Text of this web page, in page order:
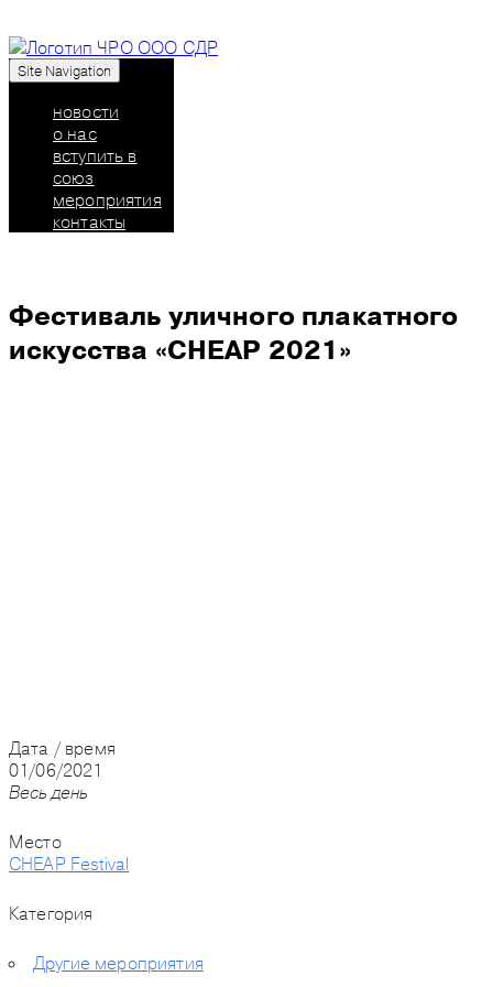
Союз дизайнеров России: челябинское
региональное отделение
Site Navigation
новости
о нас
вступить в
союз
мероприятия
контакты
Фестиваль уличного плакатного
искусства «CHEAP 2021»
Дата / время
01/06/2021
Весь день
Место
CHEAP Festival
Категория
Другие мероприятия